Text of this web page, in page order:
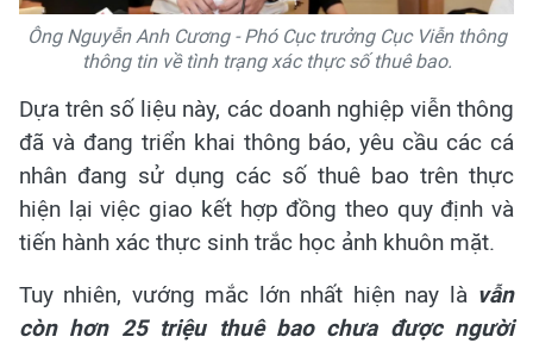
Ông Nguyễn Anh Cương - Phó Cục trưởng Cục Viễn thông
thông tin về tình trạng xác thực số thuê bao.
Dựa trên số liệu này, các doanh nghiệp viễn thông
đã và đang triển khai thông báo, yêu cầu các cá
nhân đang sử dụng các số thuê bao trên thực
hiện lại việc giao kết hợp đồng theo quy định và
tiến hành xác thực sinh trắc học ảnh khuôn mặt.
Tuy nhiên, vướng mắc lớn nhất hiện nay là vẫn
còn hơn 25 triệu thuê bao chưa được người